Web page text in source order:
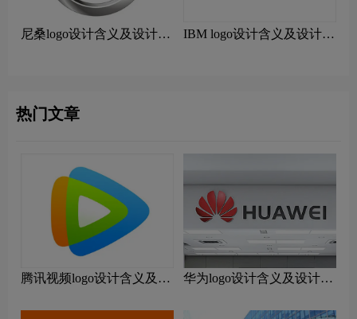
尼桑logo设计含义及设计理
IBM logo设计含义及设计理
热门文章
腾讯视频logo设计含义及设
华为logo设计含义及设计理